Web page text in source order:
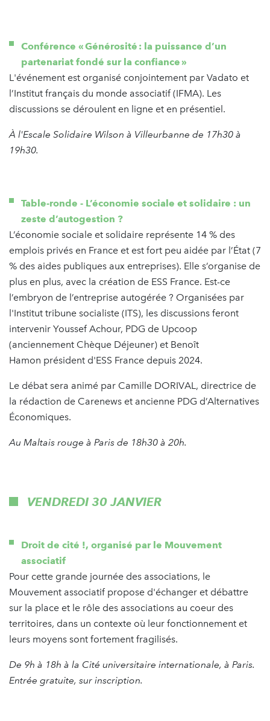
Conférence « Générosité : la puissance d’un
partenariat fondé sur la confiance »
L'événement est organisé conjointement par Vadato et
l’Institut français du monde associatif (IFMA). Les
discussions se déroulent en ligne et en présentiel.
À l'Escale Solidaire Wilson à Villeurbanne de 17h30 à
19h30.
Table-ronde - L’économie sociale et solidaire : un
zeste d’autogestion ?
L’économie sociale et solidaire représente 14 % des
emplois privés en France et est fort peu aidée par l’État (7
% des aides publiques aux entreprises). Elle s’organise de
plus en plus, avec la création de ESS France. Est-ce
l’embryon de l’entreprise autogérée ? Organisées par
l'Institut tribune socialiste (ITS), les discussions feront
intervenir Youssef Achour, PDG de Upcoop
(anciennement Chèque Déjeuner) et Benoît
Hamon président d'ESS France depuis 2024.
Le débat sera animé par Camille DORIVAL, directrice de
la rédaction de Carenews et ancienne PDG d’Alternatives
Économiques.
Au Maltais rouge à Paris de 18h30 à 20h.
VENDREDI 30 JANVIER
Droit de cité !, organisé par le Mouvement
associatif
Pour cette grande journée des associations, le
Mouvement associatif propose d'échanger et débattre
sur la place et le rôle des associations au coeur des
territoires, dans un contexte où leur fonctionnement et
leurs moyens sont fortement fragilisés.
De 9h à 18h à la Cité universitaire internationale, à Paris.
Entrée gratuite, sur inscription.